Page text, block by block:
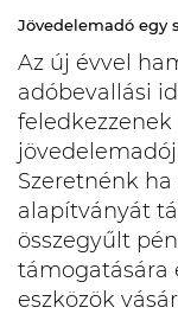
Jövedelemadó egy
Az új évvel
adóbevallási
Szeretnénk ha
alapítványát
összegyűlt
támogatására
eszközök